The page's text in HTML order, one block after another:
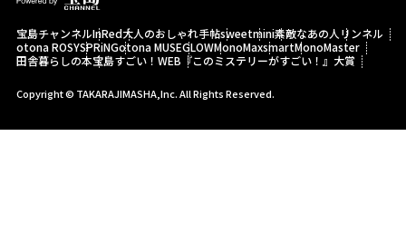
宝島チャンネルInRed大人のおしゃれ手帖sweetmini素敵なあの人 リンネル
otona ROSYSPRiNGotona MUSEGLOWMonoMaxsmartMonoMaster
田舎暮らしの本宝島すごい！WEB 『このミステリーがすごい！』大賞
Copyright © TAKARAJIMASHA,Inc. All Rights Reserved.